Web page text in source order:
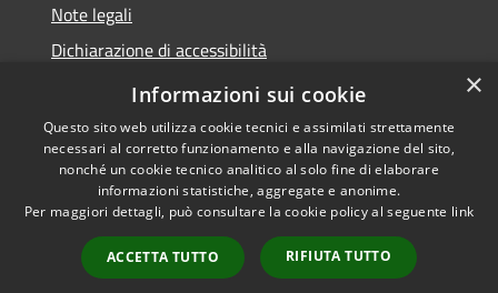
Note legali
Dichiarazione di accessibilità
Link app municipium
Accessibilità
Copyright © 2026 • Comune di
Bardolino • Powered by
Municipium•
Accesso
redazione
×
Informazioni sui cookie
Questo sito web utilizza cookie tecnici e assimilati strettamente
necessari al corretto funzionamento e alla navigazione del sito,
nonché un cookie tecnico analitico al solo fine di elaborare
informazioni statistiche, aggregate e anonime.
Per maggiori dettagli, può consultare la cookie policy al seguente link
ACCETTA TUTTO RIFIUTA TUTTO